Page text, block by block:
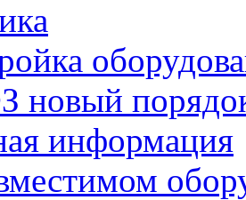
новый
информация